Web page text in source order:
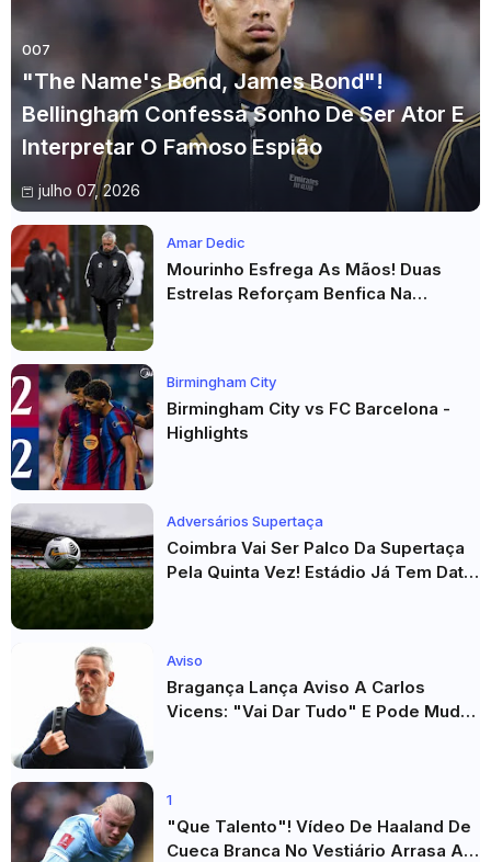
007
"The Name's Bond, James Bond"!
Bellingham Confessa Sonho De Ser Ator E
Interpretar O Famoso Espião
julho 07, 2026
Amar Dedic
Mourinho Esfrega As Mãos! Duas
Estrelas Reforçam Benfica Na
Birmingham City
Birmingham City vs FC Barcelona -
Highlights
Adversários Supertaça
Coimbra Vai Ser Palco Da Supertaça
Pela Quinta Vez! Estádio Já Tem Data
Aviso
Bragança Lança Aviso A Carlos
Vicens: "Vai Dar Tudo" E Pode Mudar
1
"Que Talento"! Vídeo De Haaland De
Cueca Branca No Vestiário Arrasa A